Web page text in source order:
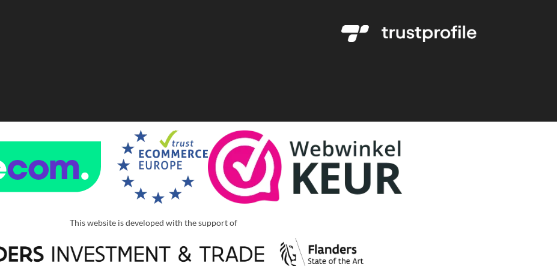
This website is developed with the support of